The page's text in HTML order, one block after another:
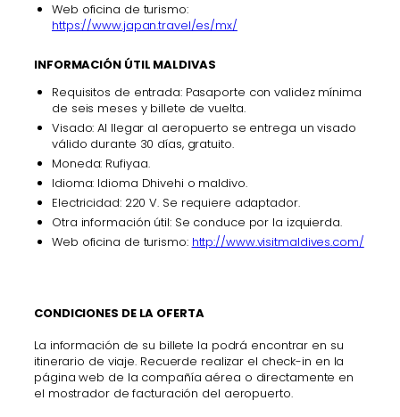
Web oficina de turismo:
https://www.japan.travel/es/mx/
INFORMACIÓN ÚTIL MALDIVAS
Requisitos de entrada: Pasaporte con validez mínima
de seis meses y billete de vuelta.
Visado: Al llegar al aeropuerto se entrega un visado
válido durante 30 días, gratuito.
Moneda: Rufiyaa.
Idioma: Idioma Dhivehi o maldivo.
Electricidad: 220 V. Se requiere adaptador.
Otra información útil: Se conduce por la izquierda.
Web oficina de turismo: http://www.visitmaldives.com/
CONDICIONES DE LA OFERTA
La información de su billete la podrá encontrar en su
itinerario de viaje. Recuerde realizar el check-in en la
página web de la compañía aérea o directamente en
el mostrador de facturación del aeropuerto.